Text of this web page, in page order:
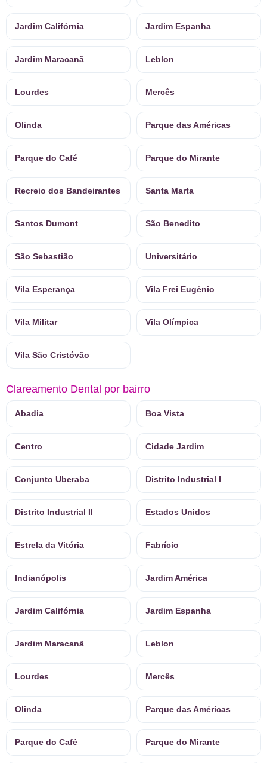
Jardim Califórnia Jardim Espanha
Jardim Maracanã Leblon
Lourdes Mercês
Olinda Parque das Américas
Parque do Café Parque do Mirante
Recreio dos Bandeirantes Santa Marta
Santos Dumont São Benedito
São Sebastião Universitário
Vila Esperança Vila Frei Eugênio
Vila Militar Vila Olímpica
Vila São Cristóvão
Clareamento Dental por bairro
Abadia Boa Vista
Centro Cidade Jardim
Conjunto Uberaba Distrito Industrial I
Distrito Industrial II Estados Unidos
Estrela da Vitória Fabrício
Indianópolis Jardim América
Jardim Califórnia Jardim Espanha
Jardim Maracanã Leblon
Lourdes Mercês
Olinda Parque das Américas
Parque do Café Parque do Mirante